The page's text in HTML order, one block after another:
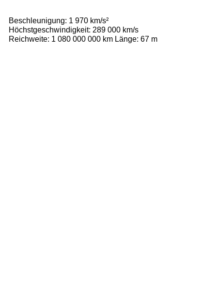
Beschleunigung: 1 970 km/s²
Höchstgeschwindigkeit: 289 000 km/s
Reichweite: 1 080 000 000 km Länge: 67 m